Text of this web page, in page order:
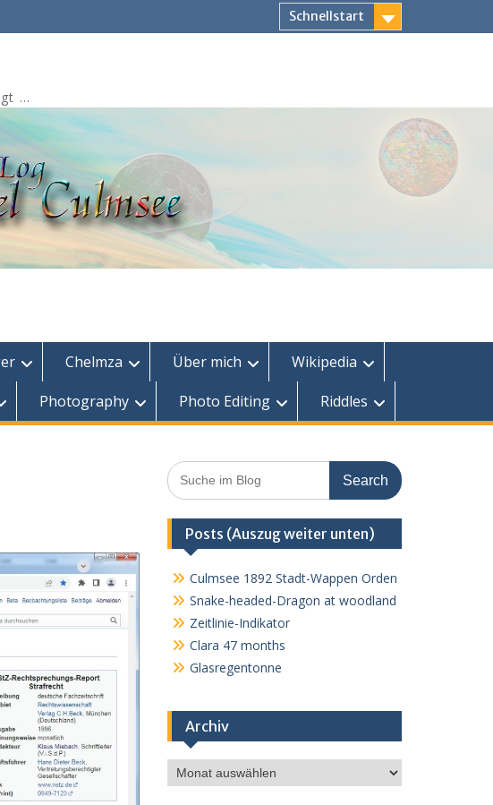
Schnellstart
…
Chelmza Über mich
Wikipedia
Photography Photo Editing Riddles
Search
for:
Posts (Auszug weiter unten)
Culmsee 1892 Stadt-Wappen Orden
Snake-headed-Dragon at woodland
Zeitlinie-Indikator
Clara 47 months
Glasregentonne
Archiv
Archiv